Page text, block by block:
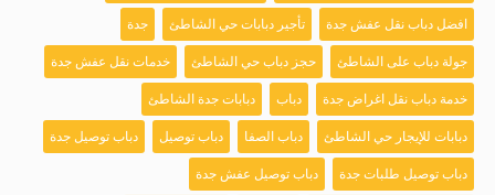
افضل دباب نقل عفش جدة تأجير دبابات حي الشاطئ جدة
جولة دباب على الشاطئ حجز دباب حي الشاطئ خدمات نقل عفش جدة
خدمة دباب نقل اغراض جدة دباب دبابات جدة الشاطئ
دبابات للإيجار حي الشاطئ دباب الصفا دباب توصيل دباب توصيل جدة
دباب توصيل طلبات جدة دباب توصيل عفش جدة